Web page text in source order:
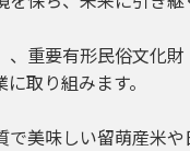
重要有形民俗文化
取り組みます。
美味しい留萌産米